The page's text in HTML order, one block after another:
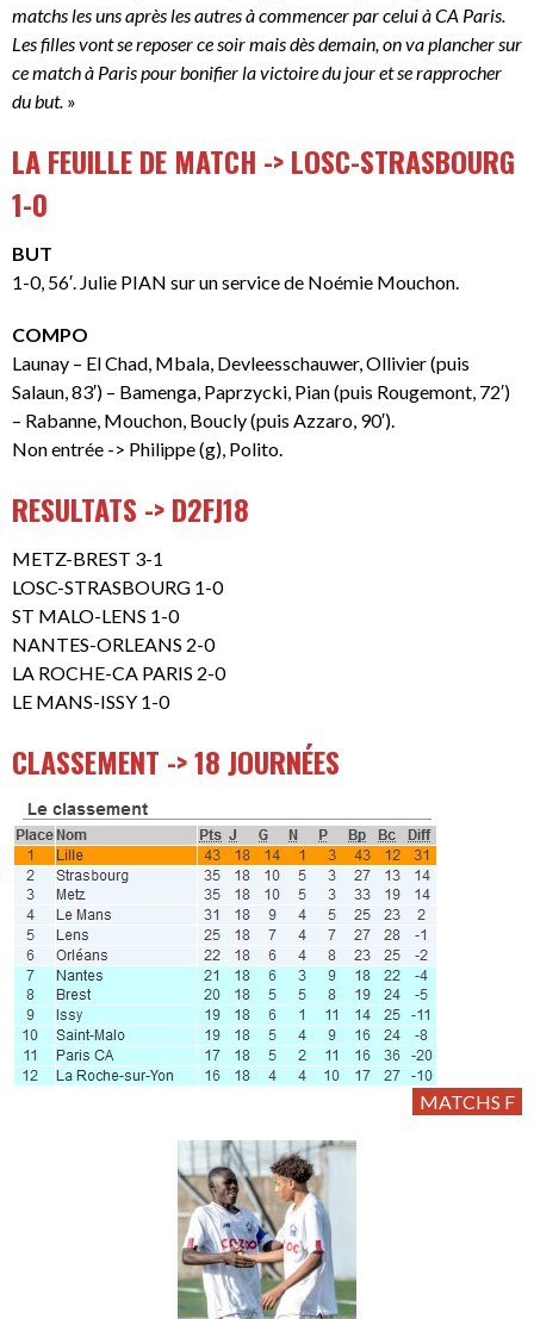
matchs les uns après les autres à commencer par celui à CA Paris.
Les filles vont se reposer ce soir mais dès demain, on va plancher sur
ce match à Paris pour bonifier la victoire du jour et se rapprocher
du but. »
LA FEUILLE DE MATCH -> LOSC-STRASBOURG
1-0
BUT
1-0, 56′. Julie PIAN sur un service de Noémie Mouchon.
COMPO
Launay – El Chad, Mbala, Devleesschauwer, Ollivier (puis
Salaun, 83′) – Bamenga, Paprzycki, Pian (puis Rougemont, 72′)
– Rabanne, Mouchon, Boucly (puis Azzaro, 90′).
Non entrée -> Philippe (g), Polito.
RESULTATS -> D2FJ18
METZ-BREST 3-1
LOSC-STRASBOURG 1-0
ST MALO-LENS 1-0
NANTES-ORLEANS 2-0
LA ROCHE-CA PARIS 2-0
LE MANS-ISSY 1-0
CLASSEMENT -> 18 JOURNÉES
MATCHS F